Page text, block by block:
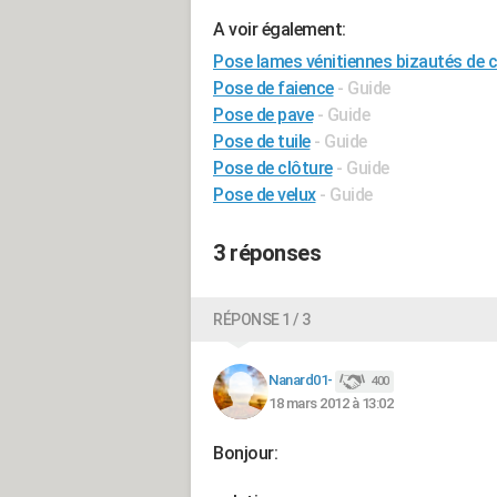
A voir également:
Pose lames vénitiennes bizautés de
Pose de faience - Guide
Pose de pave - Guide
Pose de tuile - Guide
Pose de clôture - Guide
Pose de velux - Guide
3 réponses
RÉPONSE 1 / 3
Nanard01- 400
18 mars 2012 à 13:02
Bonjour: